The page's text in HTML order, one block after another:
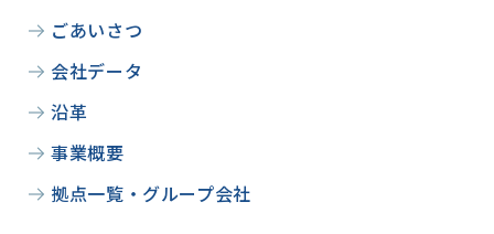
ごあいさつ
会社データ
沿革
事業概要
拠点一覧・グループ会社